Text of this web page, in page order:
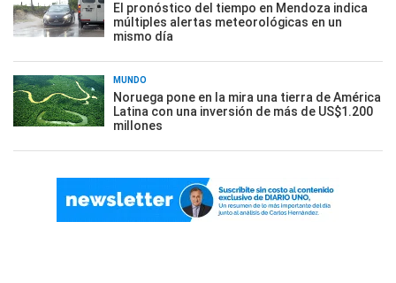
El pronóstico del tiempo en Mendoza indica
múltiples alertas meteorológicas en un
mismo día
MUNDO
Noruega pone en la mira una tierra de América
Latina con una inversión de más de US$1.200
millones